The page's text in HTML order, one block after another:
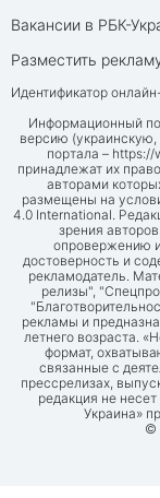
Вакансии в РБК-
Разместить
Идентификатор
Информационный
версию (украинскую,
портала – https://
принадлежат их
авторами
размещены на
4.0 International.
зрения
опровержению
достоверность и
рекламодатель.
релизы",
рекламы и
летнего возраста.
формат,
связанные с
прессрелизах,
редакция не
Украина»
©